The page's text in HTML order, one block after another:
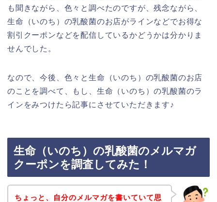
も聞きながら、色々と調べたのですが、残念ながら、
生命（いのち）の乳酸菌のお店がラインなどでお得な
割引クーポンなどを配信しているかどうかは分かりま
せんでした。
なので、今後、色々と生命（いのち）の乳酸菌のお店
のことを調べて、もし、生命（いのち）の乳酸菌のラ
インをみつけたら記事にさせていただきます♪
生命（いのち）の乳酸菌のメルマガ
クーポンを調査してみた！
ちょっと、自分のメルマガを書いていて思